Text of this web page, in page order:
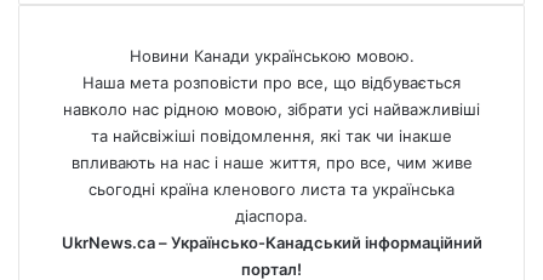
Новини Канади українською мовою.
Наша мета розповісти про все, що відбувається
навколо нас рідною мовою, зібрати усі найважливіші
та найсвіжіші повідомлення, які так чи інакше
впливають на нас і наше життя, про все, чим живе
сьогодні країна кленового листа та українська
діаспора.
UkrNews.ca – Українсько-Канадський інформаційний
портал!